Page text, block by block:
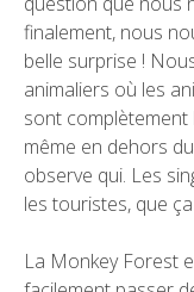
finalement, nous
belle surprise !
animaliers où les
sont complètement
même en dehors
observe qui. Les
les touristes, que
La Monkey Forest